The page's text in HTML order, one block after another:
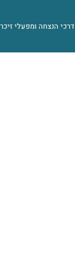
דרכי הנצחה ומפעלי